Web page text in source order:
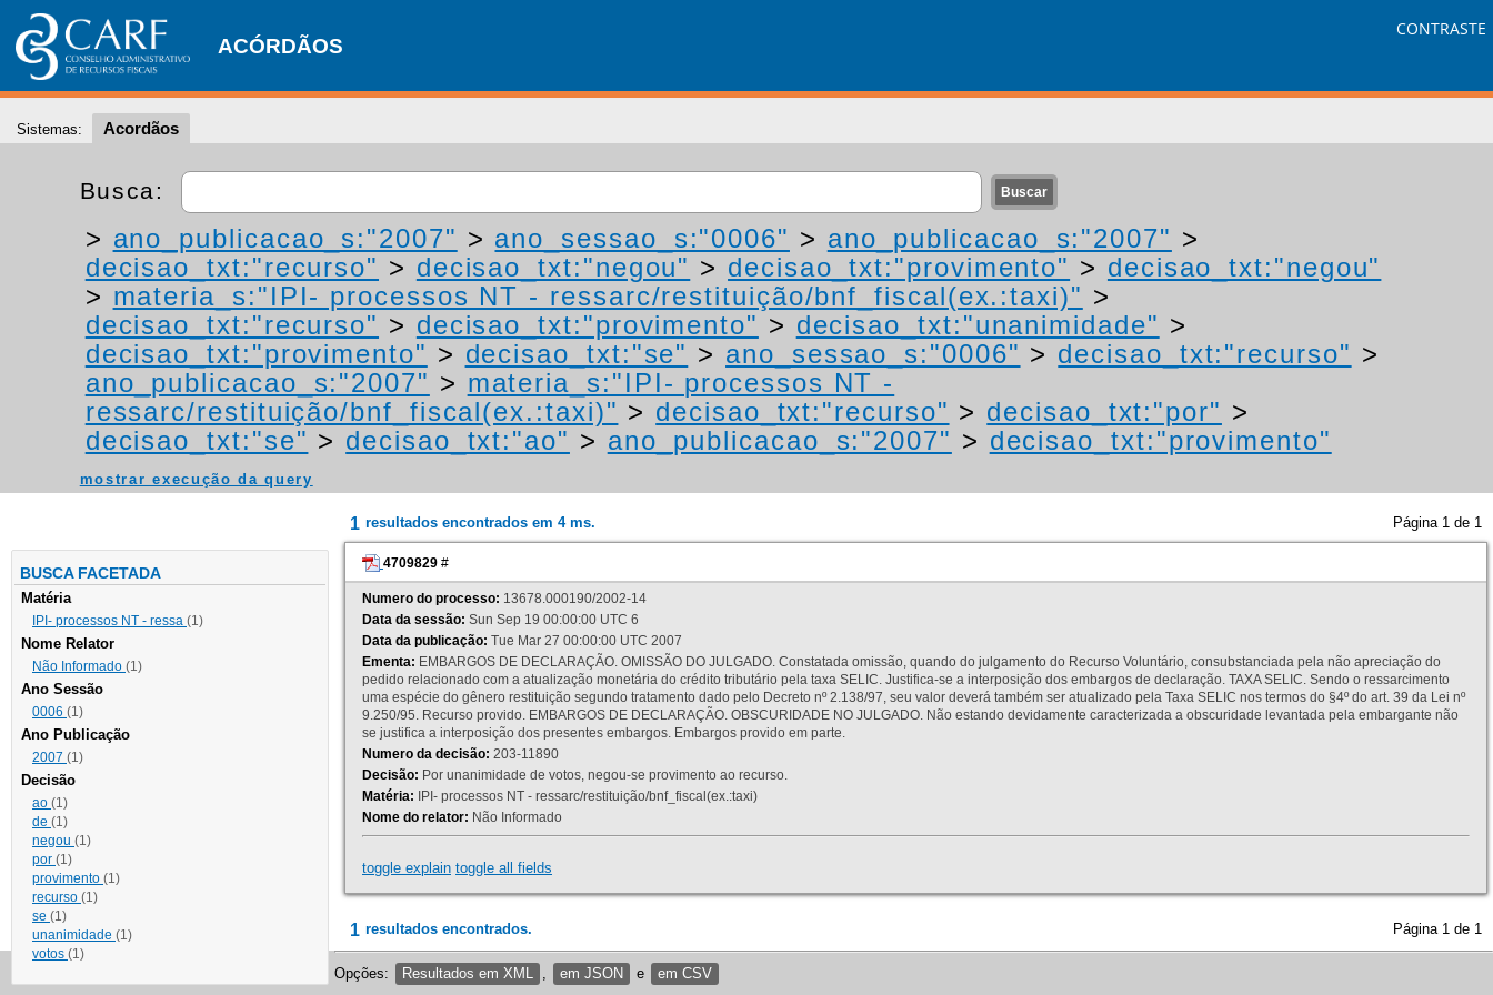
ACÓRDÃOS
CONTRASTE
Sistemas: Acordãos
Busca:
> ano_publicacao_s:"2007" > ano_sessao_s:"0006" > ano_publicacao_s:"2007" >
decisao_txt:"recurso" > decisao_txt:"negou" > decisao_txt:"provimento" > decisao_txt:"negou"
> materia_s:"IPI- processos NT - ressarc/restituição/bnf_fiscal(ex.:taxi)" >
decisao_txt:"recurso" > decisao_txt:"provimento" > decisao_txt:"unanimidade" >
decisao_txt:"provimento" > decisao_txt:"se" > ano_sessao_s:"0006" > decisao_txt:"recurso" >
ano_publicacao_s:"2007" > materia_s:"IPI- processos NT -
ressarc/restituição/bnf_fiscal(ex.:taxi)" > decisao_txt:"recurso" > decisao_txt:"por" >
decisao_txt:"se" > decisao_txt:"ao" > ano_publicacao_s:"2007" > decisao_txt:"provimento"
mostrar execução da query
BUSCA FACETADA
Matéria
IPI- processos NT - ressa (1)
Nome Relator
Não Informado (1)
Ano Sessão
0006 (1)
Ano Publicação
2007 (1)
Decisão
ao (1)
de (1)
negou (1)
por (1)
provimento (1)
recurso (1)
se (1)
unanimidade (1)
votos (1)
1 resultados encontrados em 4 ms. Página 1 de 1
4709829 #
Numero do processo: 13678.000190/2002-14
Data da sessão: Sun Sep 19 00:00:00 UTC 6
Data da publicação: Tue Mar 27 00:00:00 UTC 2007
Ementa: EMBARGOS DE DECLARAÇÃO. OMISSÃO DO JULGADO. Constatada omissão, quando do julgamento do Recurso Voluntário, consubstanciada pela não apreciação do
pedido relacionado com a atualização monetária do crédito tributário pela taxa SELIC. Justifica-se a interposição dos embargos de declaração. TAXA SELIC. Sendo o ressarcimento
uma espécie do gênero restituição segundo tratamento dado pelo Decreto nº 2.138/97, seu valor deverá também ser atualizado pela Taxa SELIC nos termos do §4º do art. 39 da Lei nº
9.250/95. Recurso provido. EMBARGOS DE DECLARAÇÃO. OBSCURIDADE NO JULGADO. Não estando devidamente caracterizada a obscuridade levantada pela embargante não
se justifica a interposição dos presentes embargos. Embargos provido em parte.
Numero da decisão: 203-11890
Decisão: Por unanimidade de votos, negou-se provimento ao recurso.
Matéria: IPI- processos NT - ressarc/restituição/bnf_fiscal(ex.:taxi)
Nome do relator: Não Informado
toggle explain toggle all fields
1 resultados encontrados. Página 1 de 1
Opções: Resultados em XML em JSON e em CSV